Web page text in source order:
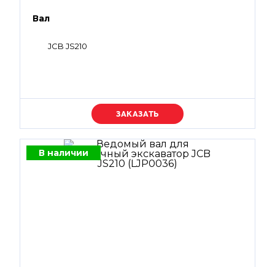
Вал
JCB JS210
Уточняйте цену
В наличии